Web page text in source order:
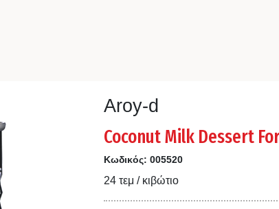
Aroy-d
Coconut Milk Dessert
Κωδικός: 005520
24 τεμ / κιβώτιο